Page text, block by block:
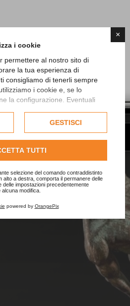
×
i cookie
permettere al nostro sito di
la tua esperienza di
consigliamo di tenerli sempre
i cookie e, se lo
la configurazione. Eventuali
acquisizione del consenso
GESTISCI
TUTTI
selezione del comando contraddistinto
alto a destra, comporta il permanere delle
delle impostazioni precedentemente
modifica.
powered by OrangePix
in modo semplice attraverso
network e inizia ad esplorare tutte le
scopri gli
preferiti, per averli in evidenza in